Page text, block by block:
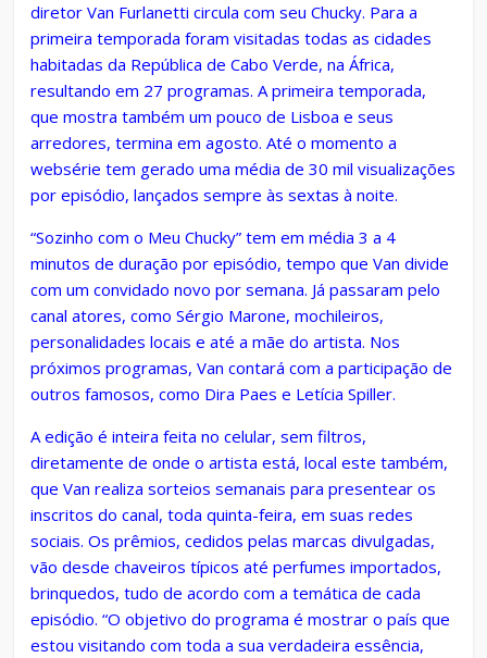
diretor Van Furlanetti circula com seu Chucky. Para a
primeira temporada foram visitadas todas as cidades
habitadas da República de Cabo Verde, na África,
resultando em 27 programas. A primeira temporada,
que mostra também um pouco de Lisboa e seus
arredores, termina em agosto. Até o momento a
websérie tem gerado uma média de 30 mil visualizações
por episódio, lançados sempre às sextas à noite.
“Sozinho com o Meu Chucky” tem em média 3 a 4
minutos de duração por episódio, tempo que Van divide
com um convidado novo por semana. Já passaram pelo
canal atores, como Sérgio Marone, mochileiros,
personalidades locais e até a mãe do artista. Nos
próximos programas, Van contará com a participação de
outros famosos, como Dira Paes e Letícia Spiller.
A edição é inteira feita no celular, sem filtros,
diretamente de onde o artista está, local este também,
que Van realiza sorteios semanais para presentear os
inscritos do canal, toda quinta-feira, em suas redes
sociais. Os prêmios, cedidos pelas marcas divulgadas,
vão desde chaveiros típicos até perfumes importados,
brinquedos, tudo de acordo com a temática de cada
episódio. “O objetivo do programa é mostrar o país que
estou visitando com toda a sua verdadeira essência,